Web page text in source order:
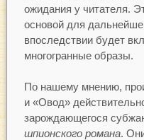
ожидания у читателя.
основой для
впоследствии будет
многогранные образы.
По нашему мнению,
и «Овод»
зарождающегося
шпионского романа.